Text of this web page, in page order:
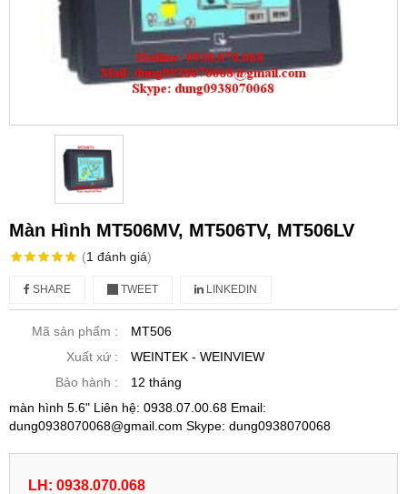
Màn Hình MT506MV, MT506TV, MT506LV
(1 đánh giá)
SHARE TWEET LINKEDIN
Mã sản phẩm :
MT506
Xuất xứ :
WEINTEK - WEINVIEW
Bảo hành :
12 tháng
màn hình 5.6" Liên hệ: 0938.07.00.68 Email:
dung0938070068@gmail.com Skype: dung0938070068
LH: 0938.070.068